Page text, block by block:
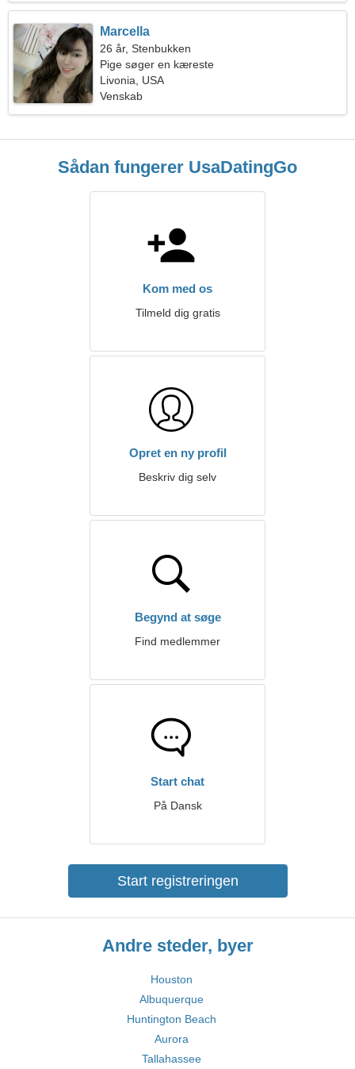
Marcella
26 år, Stenbukken
Pige søger en kæreste
Livonia, USA
Venskab
Sådan fungerer UsaDatingGo
Kom med os
Tilmeld dig gratis
Opret en ny profil
Beskriv dig selv
Begynd at søge
Find medlemmer
Start chat
På Dansk
Start registreringen
Andre steder, byer
Houston
Albuquerque
Huntington Beach
Aurora
Tallahassee